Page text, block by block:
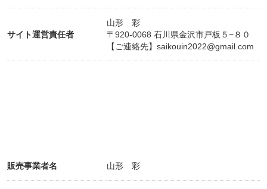
サイト運営責任者
山形 彩
〒920-0068 石川県金沢市戸板５−８０
【ご連絡先】 saikouin2022@gmail.com
販売事業者名 山形 彩